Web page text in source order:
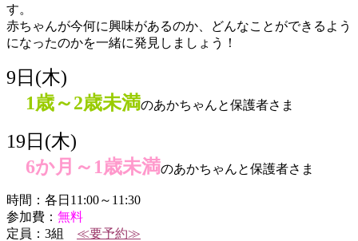
す。
赤ちゃんが今何に興味があるのか、どんなことができるよう
になったのかを一緒に発見しましょう！
9日(木)
1歳～2歳未満のあかちゃんと保護者さま
19日(木)
6か月～1歳未満のあかちゃんと保護者さま
時間：各日11:00～11:30
参加費： 無料
定員：3組 ≪要予約≫